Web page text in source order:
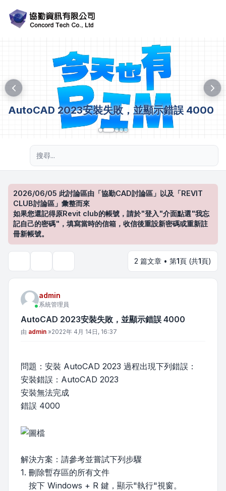
AutoCAD 2023安裝失敗，並顯示錯誤 4000
2026/06/05 此討論區由「協勤CAD討論區」以及「REVIT
CLUB討論區」彙整而來
如果您還記得原Revit club的帳號，請於"登入"介面點選"我忘
記自己的密碼"，填寫當時的信箱，收信後重設新密碼或重新註
冊新帳號。
2 篇文章 • 第1頁 (共1頁)
admin
系統管理員
AutoCAD 2023安裝失敗，並顯示錯誤 4000
文章
由 admin »2022年 4月 14日, 16:37
問題：安裝 AutoCAD 2023 過程出現下列錯誤：
安裝錯誤：AutoCAD 2023
安裝無法完成
錯誤 4000
解決方案：請參考並嘗試下列步驟
1. 刪除暫存區的所有文件
按下 Windows + R 鍵，顯示"執行"視窗。